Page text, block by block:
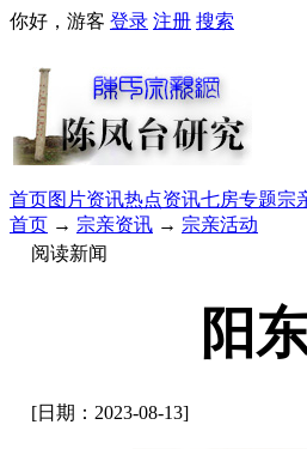
你好，游客 登录 注册 搜索
首页图片资讯热点资讯七房专题宗
首页 → 宗亲资讯 → 宗亲活动
阅读新闻
阳
[日期：2023-08-13]